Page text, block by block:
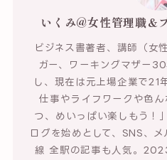
いくみ@女性管理職＆
ビジネス書著者、講師（女
ガー、ワーキングマザー
し、現在は元上場企業で21
仕事やライフワークや色
つ、めいっぱい楽しもう！
ログを始めとして、SNS、
線 全駅の記事も人気。